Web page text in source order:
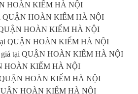
HOÀN KIẾM HÀ NỘI
QUẬN HOÀN KIẾM HÀ NỘI
QUẬN HOÀN KIẾM HÀ NỘI
tại QUẬN HOÀN KIẾM HÀ NỘI
giá tại QUẬN HOÀN KIẾM HÀ NỘI
HOÀN KIẾM HÀ NỘI
QUẬN HOÀN KIẾM HÀ NỘI
HOÀN KIẾM HÀ NỘI